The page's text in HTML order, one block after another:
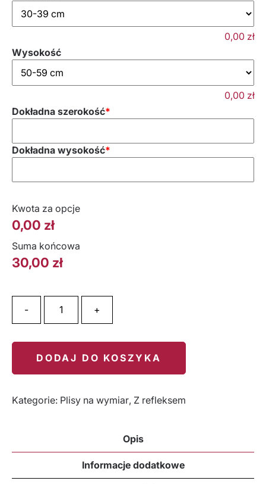
0,00 zł
Wysokość
0,00 zł
*
Dokładna szerokość
*
Dokładna wysokość
Kwota za opcje
0,00 zł
Suma końcowa
30,00 zł
+
-
DODAJ DO KOSZYKA
Kategorie: Plisy na wymiar, Z refleksem
Opis
Informacje dodatkowe